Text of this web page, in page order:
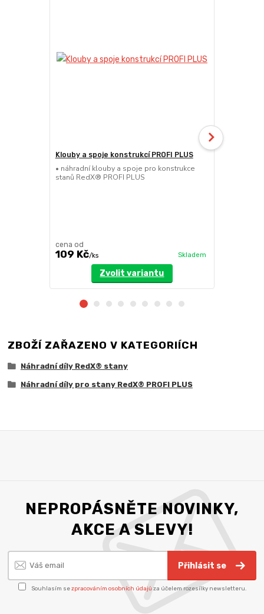
Klouby a spoje konstrukcí PROFI PLUS
• náhradní klouby a spoje pro konstrukce
stanů RedX® PROFI PLUS
cena od
109 Kč/ks Skladem
Zvolit variantu
ZBOŽÍ ZAŘAZENO V KATEGORIÍCH
Náhradní díly RedX® stany
Náhradní díly pro stany RedX® PROFI PLUS
NEPROPÁSNĚTE NOVINKY,
AKCE A SLEVY!
Přihlásit se
Souhlasím sezpracováním osobních údajů za účelem rozesílky newsletteru.